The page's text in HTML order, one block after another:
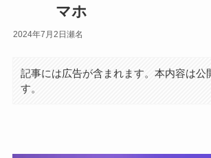
マホ
2024年7月2日 瀬名
記事には広告が含まれます。本内容は公
す。